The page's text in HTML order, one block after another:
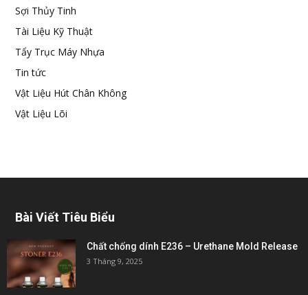
Sợi Thủy Tinh
Tài Liệu Kỹ Thuật
Tẩy Trục Máy Nhựa
Tin tức
Vật Liệu Hút Chân Không
Vật Liệu Lõi
Bài Viết Tiêu Biểu
Chất chống dính E236 – Urethane Mold Release
3 Tháng 9, 2025